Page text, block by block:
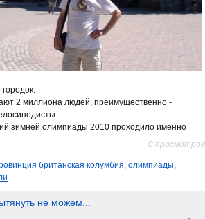
2 миллиона людей, преимущественно -
зимней олимпиады 2010 проходило именно
0 просмотров
британская колумбия, олимпиады,
не можем...